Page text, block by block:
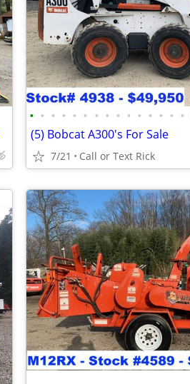
• • • • • • • • • • • • • • •
(5) Bobcat A300's For Sale
7/21 Call or Text Rick